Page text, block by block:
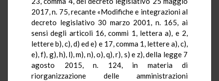
2017, n. 75, recante «Modifiche e integrazioni al
decreto legislativo 30 marzo 2001, n. 165, ai
sensi degli articoli 16, commi 1, lettera a), e 2,
lettere b), c), d) ed e) e 17, comma 1, lettere a), c),
e), f), g), h), l), m), n), o), q), r), s) e z), della legge 7
agosto 2015, n. 124, in materia di
riorganizzazione delle amministrazioni